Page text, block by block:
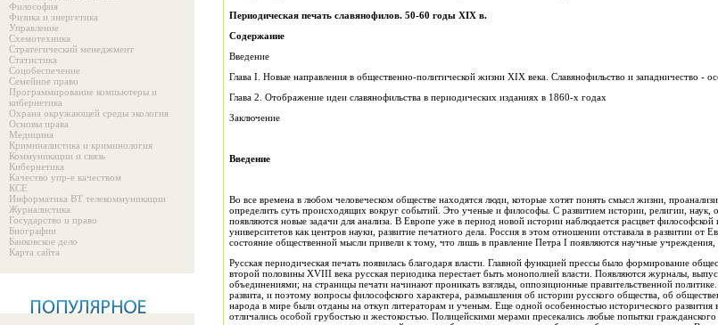
Философия
Физика и энергетика
Управление
Схемотехника
Стратегический менеджмент
Статистика
Соцобеспечение
Семейное право
Программирование компьютеры и
кибернетика
Охрана окружающей среды экология
Основы права
Медицина
Криминалистика и криминология
Коммуникации и связь
Кибернетика
Качество упр-е качеством
КСЕ
Информатика ВТ телекоммуникации
Журналистика
Государство и право
Биографии
Банковское дело
Карта сайта
Периодическая печать славянофилов. 50-60 годы ХІХ в.
Содержание
Введение
Глава I. Новые направления в общественно-политической жизни XIX века. Славянофильство и западничество -
Глава 2. Отображение идеи славянофильства в периодических изданиях в 1860-х годах
Заключение
Введение
Во все времена в любом человеческом обществе находятся люди, которые хотят понять смысл жизни,
определить суть происходящих вокруг событий. Это ученые и философы. С развитием истории, религии,
появляются новые задачи для анализа. В Европе уже в период новой истории наблюдается расцвет
университетов как центров науки, развитие печатного дела. Россия в этом отношении отставала в развитии от
состояние общественной мысли привели к тому, что лишь в правление Петра I появляются научные учреждения,
Русская периодическая печать появилась благодаря власти. Главной функцией прессы было формирование
второй половины XVIII века русская периодика перестает быть монополией власти. Появляются журналы,
объединениями; на страницы печати начинают проникать взгляды, оппозиционные правительственной
развита, и поэтому вопросы философского характера, размышления об истории русского общества, об
народа в мире были отданы на откуп литераторам и ученым. Еще одной особенностью исторического
отличались особой грубостью и жестокостью. Полицейскими мерами пресекались любые попытки